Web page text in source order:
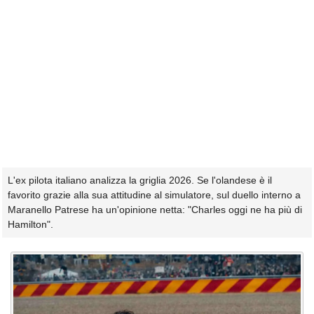
L'ex pilota italiano analizza la griglia 2026. Se l'olandese è il
favorito grazie alla sua attitudine al simulatore, sul duello interno a
Maranello Patrese ha un'opinione netta: "Charles oggi ne ha più di
Hamilton".